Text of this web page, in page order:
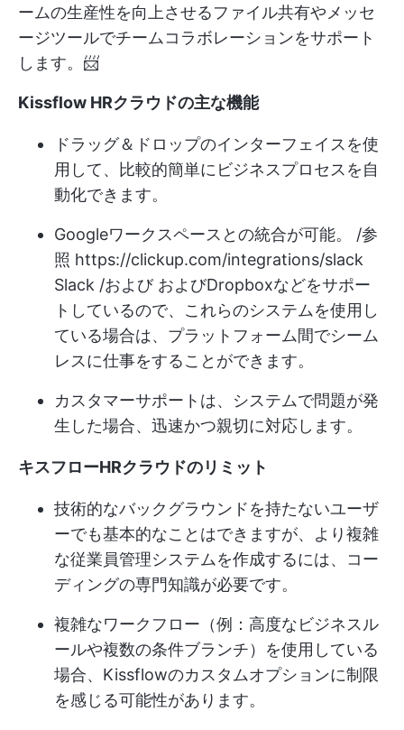
ームの生産性を向上させるファイル共有やメッセ
ージツールでチームコラボレーションをサポート
します。📨
Kissflow HRクラウドの主な機能
ドラッグ＆ドロップのインターフェイスを使
用して、比較的簡単にビジネスプロセスを自
動化できます。
Googleワークスペースとの統合が可能。 /参
照 https://clickup.com/integrations/slack
Slack /および およびDropboxなどをサポー
トしているので、これらのシステムを使用し
ている場合は、プラットフォーム間でシーム
レスに仕事をすることができます。
カスタマーサポートは、システムで問題が発
生した場合、迅速かつ親切に対応します。
キスフローHRクラウドのリミット
技術的なバックグラウンドを持たないユーザ
ーでも基本的なことはできますが、より複雑
な従業員管理システムを作成するには、コー
ディングの専門知識が必要です。
複雑なワークフロー（例：高度なビジネスル
ールや複数の条件ブランチ）を使用している
場合、Kissflowのカスタムオプションに制限
を感じる可能性があります。